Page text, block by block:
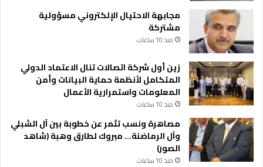
مجابهة الاحتيال الإلكتروني مسؤولية
مشتركة
منذ 10 ساعات
زين أول شركة اتصالات تنال الاعتماد الدولي
المتكامل لأنظمة حماية البيانات وأمن
المعلومات واستمرارية الأعمال
منذ 10 ساعات
مصاهرة ونسب تثمر عن خطوبة بين آل الشبلي
وآل الرماضنة… مبروك لطارق وهبة (شاهد
الصور)
منذ 10 ساعات